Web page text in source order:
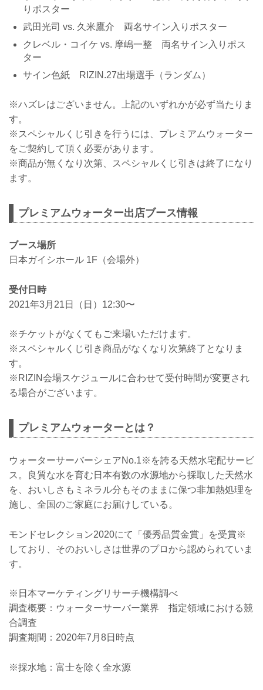
りポスター
武田光司 vs. 久米鷹介 両名サイン入りポスター
クレベル・コイケ vs. 摩嶋一整 両名サイン入りポス
ター
サイン色紙 RIZIN.27出場選手（ランダム）
※ハズレはございません。上記のいずれかが必ず当たりま
す。
※スペシャルくじ引きを行うには、プレミアムウォーター
をご契約して頂く必要があります。
※商品が無くなり次第、スペシャルくじ引きは終了になり
ます。
プレミアムウォーター出店ブース情報
ブース場所
日本ガイシホール 1F（会場外）
受付日時
2021年3月21日（日）12:30〜
※チケットがなくてもご来場いただけます。
※スペシャルくじ引き商品がなくなり次第終了となりま
す。
※RIZIN会場スケジュールに合わせて受付時間が変更され
る場合がございます。
プレミアムウォーターとは？
ウォーターサーバーシェアNo.1※を誇る天然水宅配サービ
ス。良質な水を育む日本有数の水源地から採取した天然水
を、おいしさもミネラル分もそのままに保つ非加熱処理を
施し、全国のご家庭にお届けしている。
モンドセレクション2020にて「優秀品質金賞」を受賞※
しており、そのおいしさは世界のプロから認められていま
す。
※日本マーケティングリサーチ機構調べ
調査概要：ウォーターサーバー業界 指定領域における競
合調査
調査期間：2020年7月8日時点
※採水地：富士を除く全水源